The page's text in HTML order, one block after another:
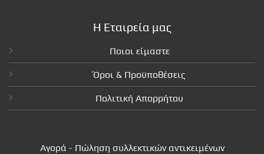
Η Εταιρεία μας
Ποιοι είμαστε
Όροι & Προϋποθέσεις
Πολιτική Απορρήτου
Αγορά - Πώληση συλλεκτικών αντικειμένων